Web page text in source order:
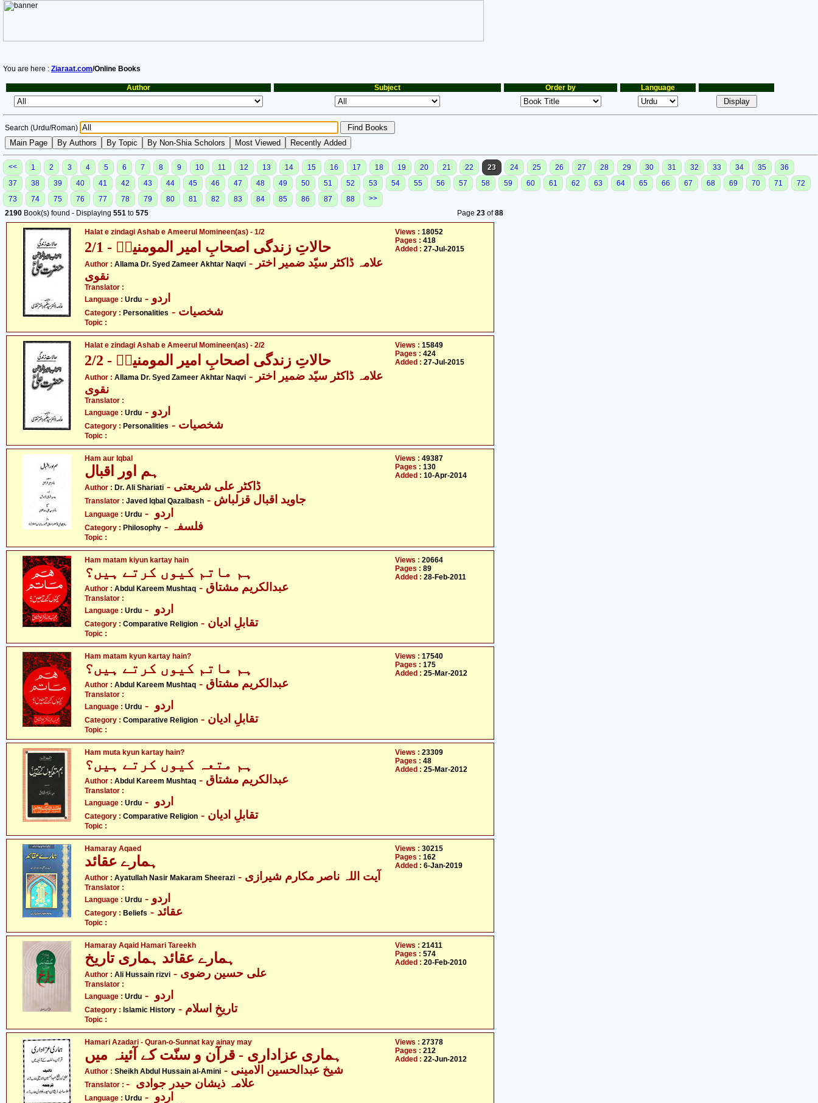
You are here : Ziaraat.com/Online Books
Author Subject Order by Language
Search (Urdu/Roman)
<< 1 2 3 4 5 6 7 8 9 10 11 12 13 14 15 16 17 18 19 20 21 22 23 24 25 26 27 28 29 30 31 32 33 34 35
36
37
38 39 40 41 42 43 44 45 46 47 48 49 50 51 52 53 54 55 56 57 58 59 60 61 62 63 64 65 66 67 68 69 70 71
72
73
74 75 76 77 78 79 80 81 82 83 84 85 86 87 88
>>
2190 Book(s) found - Displaying 551 to 575 Page 23of88
Halat e zindagi Ashab e Ameerul Momineen(as) - 1/2
حالاتِ زندگی اصحابِ امیر المومنینؑ - 2/1
Author : Allama Dr. Syed Zameer Akhtar Naqvi - علامہ ڈاکٹر سیّد ضمیر اختر
نقوی
Translator :
Language : Urdu - اردو
Category : Personalities - شخصیات
Topic :
Views : 18052
Pages : 418
Added : 27-Jul-2015
Halat e zindagi Ashab e Ameerul Momineen(as) - 2/2
حالاتِ زندگی اصحابِ امیر المومنینؑ - 2/2
Author : Allama Dr. Syed Zameer Akhtar Naqvi - علامہ ڈاکٹر سیّد ضمیر اختر
نقوی
Translator :
Language : Urdu - اردو
Category : Personalities - شخصیات
Topic :
Views : 15849
Pages : 424
Added : 27-Jul-2015
Ham aur Iqbal
ہم اور اقبال
Author : Dr. Ali Shariati - ڈاکٹر علی شریعتی
Translator : Javed Iqbal Qazalbash - جاوید اقبال قزلباش
Language : Urdu
Category : Philosophy - فلسفہ
Topic :
Views : 49387
Pages : 130
Added : 10-Apr-2014
Ham matam kiyun kartay hain
ہم ماتم کیوں کرتے ہیں؟
Author : Abdul Kareem Mushtaq - عبدالکریم مشتاق
Translator :
Language : Urdu
Category : Comparative Religion - تقابلِ ادیان
Topic :
Views : 20664
Pages : 89
Added : 28-Feb-2011
Ham matam kyun kartay hain?
ہم ماتم کیوں کرتے ہیں؟
Author : Abdul Kareem Mushtaq - عبدالکریم مشتاق
Translator :
Language : Urdu
Category : Comparative Religion - تقابلِ ادیان
Topic :
Views : 17540
Pages : 175
Added : 25-Mar-2012
Ham muta kyun kartay hain?
ہم متعہ کیوں کرتے ہیں؟
Author : Abdul Kareem Mushtaq - عبدالکریم مشتاق
Translator :
Language : Urdu
Category : Comparative Religion - تقابلِ ادیان
Topic :
Views : 23309
Pages : 48
Added : 25-Mar-2012
Hamaray Aqaed
ہمارے عقائد
Author : Ayatullah Nasir Makaram Sheerazi - آیت اللہ ناصر مکارم شیرازی
Translator :
Language : Urdu - اردو
Category : Beliefs - عقائد
Topic :
Views : 30215
Pages : 162
Added : 6-Jan-2019
Hamaray Aqaid Hamari Tareekh
Author : Ali Hussain rizvi
Translator :
Language : Urdu
Category : Islamic History - تاریخِ اسلام
Topic :
Views : 21411
Pages : 574
Added : 20-Feb-2010
Hamari Azadari - Quran-o-Sunnat kay ainay may
ہماری عزاداری - قرآن و سنّت کے آئینہ میں
Author : Sheikh Abdul Hussain al-Amini - شیخ عبدالحسین الامینی
Translator : - علامہ ذیشان حیدر جوادی
Language : Urdu
Views : 27378
Pages : 212
Added : 22-Jun-2012